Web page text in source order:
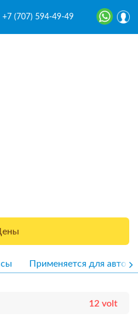
+7 (707) 594-49-49
Применяется для авто
12 volt